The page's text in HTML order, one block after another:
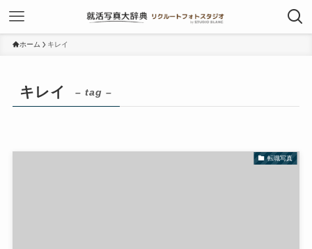
ホーム キレイ
キレイ – tag –
転職写真